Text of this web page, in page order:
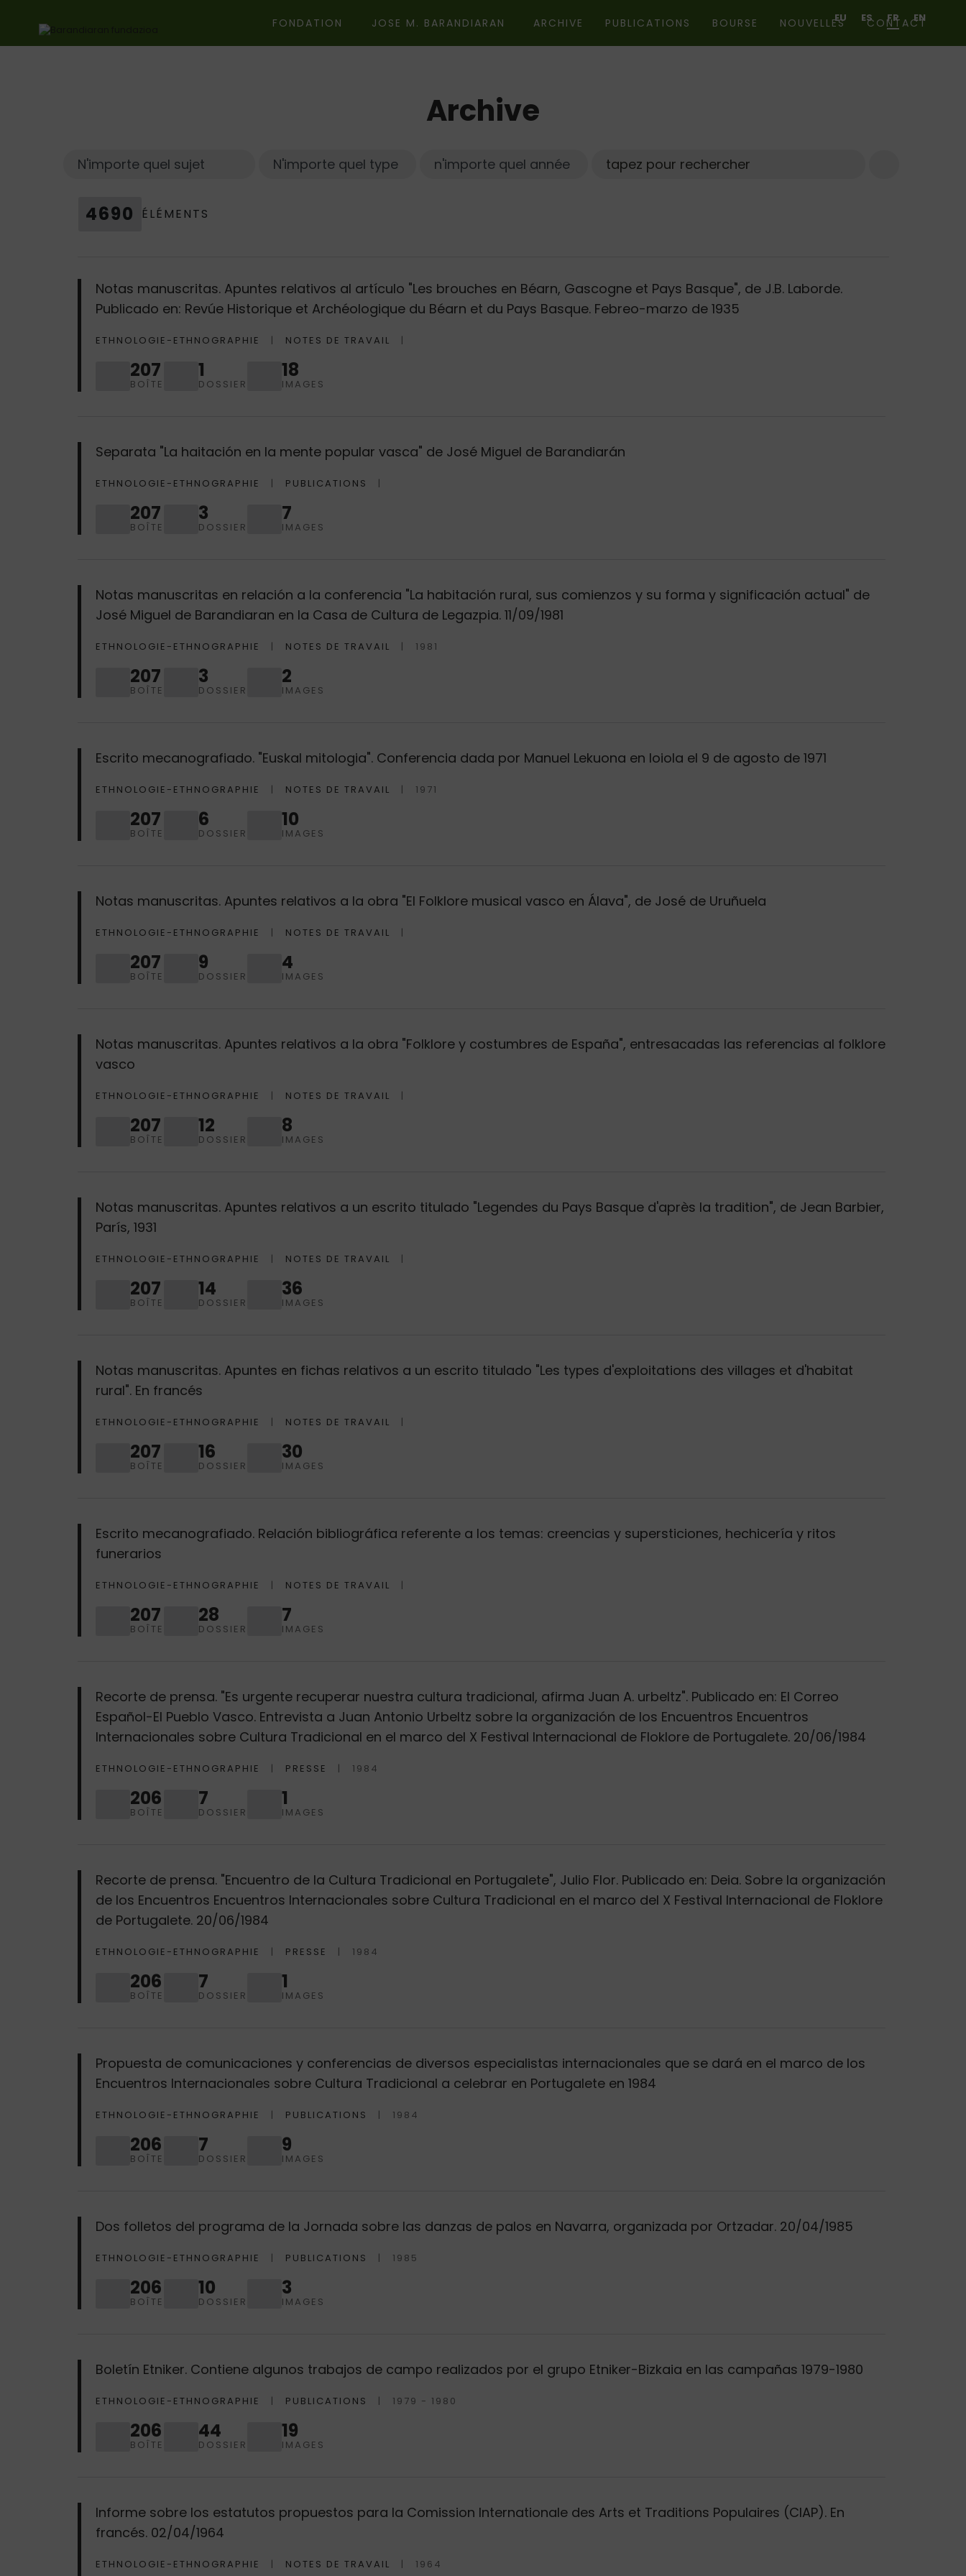
EU ES FR EN
FONDATION JOSE M. BARANDIARAN ARCHIVE PUBLICATIONS BOURSE NOUVELLES CONTACT
Archive
4690 ÉLÉMENTS
Sujet
Type
Année Chercher
Notas manuscritas. Apuntes relativos al artículo "Les brouches en Béarn, Gascogne et Pays Basque", de J.B. Laborde.
Publicado en: Revúe Historique et Archéologique du Béarn et du Pays Basque. Febreo-marzo de 1935
ETHNOLOGIE-ETHNOGRAPHIE NOTES DE TRAVAIL
207
BOÎTE
1
DOSSIER
18
IMAGES
Separata "La haitación en la mente popular vasca" de José Miguel de Barandiarán
ETHNOLOGIE-ETHNOGRAPHIE PUBLICATIONS
207
BOÎTE
3
DOSSIER
7
IMAGES
Notas manuscritas en relación a la conferencia "La habitación rural, sus comienzos y su forma y significación actual" de
José Miguel de Barandiaran en la Casa de Cultura de Legazpia. 11/09/1981
ETHNOLOGIE-ETHNOGRAPHIE NOTES DE TRAVAIL 1981
207
BOÎTE
3
DOSSIER
2
IMAGES
Escrito mecanografiado. "Euskal mitologia". Conferencia dada por Manuel Lekuona en loiola el 9 de agosto de 1971
ETHNOLOGIE-ETHNOGRAPHIE NOTES DE TRAVAIL 1971
207
BOÎTE
6
DOSSIER
10
IMAGES
Notas manuscritas. Apuntes relativos a la obra "El Folklore musical vasco en Álava", de José de Uruñuela
ETHNOLOGIE-ETHNOGRAPHIE NOTES DE TRAVAIL
207
BOÎTE
9
DOSSIER
4
IMAGES
Notas manuscritas. Apuntes relativos a la obra "Folklore y costumbres de España", entresacadas las referencias al folklore
vasco
ETHNOLOGIE-ETHNOGRAPHIE NOTES DE TRAVAIL
207
BOÎTE
12
DOSSIER
8
IMAGES
Notas manuscritas. Apuntes relativos a un escrito titulado "Legendes du Pays Basque d'après la tradition", de Jean Barbier,
París, 1931
ETHNOLOGIE-ETHNOGRAPHIE NOTES DE TRAVAIL
207
BOÎTE
14
DOSSIER
36
IMAGES
Notas manuscritas. Apuntes en fichas relativos a un escrito titulado "Les types d'exploitations des villages et d'habitat
rural". En francés
ETHNOLOGIE-ETHNOGRAPHIE NOTES DE TRAVAIL
207
BOÎTE
16
DOSSIER
30
IMAGES
Escrito mecanografiado. Relación bibliográfica referente a los temas: creencias y supersticiones, hechicería y ritos
funerarios
ETHNOLOGIE-ETHNOGRAPHIE NOTES DE TRAVAIL
207
BOÎTE
28
DOSSIER
7
IMAGES
Recorte de prensa. "Es urgente recuperar nuestra cultura tradicional, afirma Juan A. urbeltz". Publicado en: El Correo
Español-El Pueblo Vasco. Entrevista a Juan Antonio Urbeltz sobre la organización de los Encuentros Encuentros
Internacionales sobre Cultura Tradicional en el marco del X Festival Internacional de Floklore de Portugalete. 20/06/1984
ETHNOLOGIE-ETHNOGRAPHIE PRESSE 1984
206
BOÎTE
7
DOSSIER
1
IMAGES
Recorte de prensa. "Encuentro de la Cultura Tradicional en Portugalete", Julio Flor. Publicado en: Deia. Sobre la organización
de los Encuentros Encuentros Internacionales sobre Cultura Tradicional en el marco del X Festival Internacional de Floklore
de Portugalete. 20/06/1984
ETHNOLOGIE-ETHNOGRAPHIE PRESSE 1984
206
BOÎTE
7
DOSSIER
1
IMAGES
Propuesta de comunicaciones y conferencias de diversos especialistas internacionales que se dará en el marco de los
Encuentros Internacionales sobre Cultura Tradicional a celebrar en Portugalete en 1984
ETHNOLOGIE-ETHNOGRAPHIE PUBLICATIONS 1984
206
BOÎTE
7
DOSSIER
9
IMAGES
Dos folletos del programa de la Jornada sobre las danzas de palos en Navarra, organizada por Ortzadar. 20/04/1985
ETHNOLOGIE-ETHNOGRAPHIE PUBLICATIONS 1985
206
BOÎTE
10
DOSSIER
3
IMAGES
Boletín Etniker. Contiene algunos trabajos de campo realizados por el grupo Etniker-Bizkaia en las campañas 1979-1980
ETHNOLOGIE-ETHNOGRAPHIE PUBLICATIONS 1979 - 1980
206
BOÎTE
44
DOSSIER
19
IMAGES
Informe sobre los estatutos propuestos para la Comission Internationale des Arts et Traditions Populaires (CIAP). En
francés. 02/04/1964
ETHNOLOGIE-ETHNOGRAPHIE NOTES DE TRAVAIL 1964